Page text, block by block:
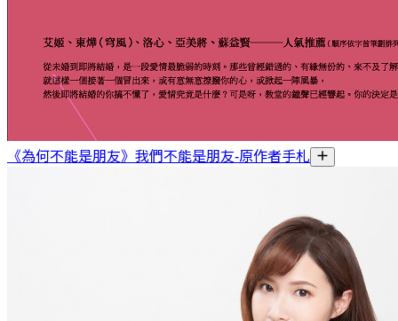
《為何不能是朋友》我們不能是朋友-原作者手札